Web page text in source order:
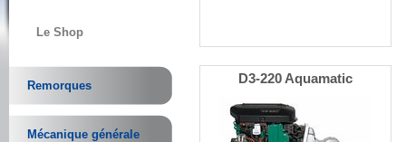
Le Shop
Remorques
Mécanique générale
D3-220 Aquamatic